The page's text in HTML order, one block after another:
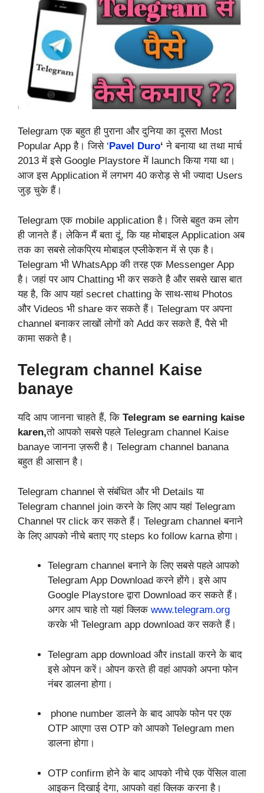
Telegram एक बहुत ही पुराना और दुनिया का दूसरा Most
Popular App है। जिसे ‘Pavel Duro‘ ने बनाया था तथा मार्च
2013 में इसे Google Playstore में launch किया गया था।
आज इस Application में लगभग 40 करोड़ से भी ज्यादा Users
जुड़ चुके हैं।
Telegram एक mobile application है। जिसे बहुत कम लोग
ही जानते हैं। लेकिन मैं बता दूं, कि यह मोबाइल Application अब
तक का सबसे लोकप्रिय मोबाइल एप्लीकेशन में से एक है।
Telegram भी WhatsApp की तरह एक Messenger App
है। जहां पर आप Chatting भी कर सकते है और सबसे खास बात
यह है, कि आप यहां secret chatting के साथ-साथ Photos
और Videos भी share कर सकते हैं। Telegram पर अपना
channel बनाकर लाखों लोगों को Add कर सकते हैं, पैसे भी
कामा सकते है।
Telegram channel Kaise
banaye
यदि आप जानना चाहते हैं, कि Telegram se earning kaise
karen,तो आपको सबसे पहले Telegram channel Kaise
banaye जानना ज़रूरी है। Telegram channel banana
बहुत ही आसान है।
Telegram channel से संबंधित और भी Details या
Telegram channel join करने के लिए आप यहां Telegram
Channel पर click कर सकते हैं। Telegram channel बनाने
के लिए आपको नीचे बताए गए steps ko follow karna होगा।
Telegram channel बनाने के लिए सबसे पहले आपको
Telegram App Download करने होंगे। इसे आप
Google Playstore द्वारा Download कर सकते हैं।
अगर आप चाहे तो यहां क्लिक www.telegram.org
करके भी Telegram app download कर सकते हैं।
Telegram app download और install करने के बाद
इसे ओपन करें। ओपन करते ही वहां आपको अपना फोन
नंबर डालना होगा।
phone number डालने के बाद आपके फोन पर एक
OTP आएगा उस OTP को आपको Telegram men
डालना होगा।
OTP confirm होने के बाद आपको नीचे एक पेंसिल वाला
आइकन दिखाई देगा, आपको वहां क्लिक करना है।